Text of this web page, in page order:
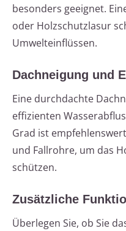
besonders geeignet.
oder Holzschutzlasur
Umwelteinflüssen.
Dachneigung und
Eine durchdachte
effizienten
Grad ist
und Fallrohre, um das
schützen.
Zusätzliche
Überlegen Sie, ob Sie